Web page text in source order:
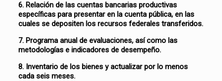
6. Relación de las cuentas bancarias productivas
específicas para presentar en la cuenta pública, en las
cuales se depositen los recursos federales transferidos.
7. Programa anual de evaluaciones, así como las
metodologías e indicadores de desempeño.
8. Inventario de los bienes y actualizar por lo menos
cada seis meses.